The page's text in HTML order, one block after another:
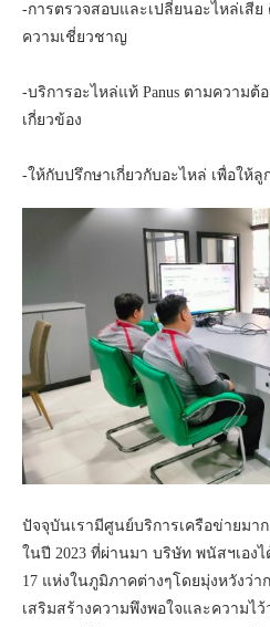
-การตรวจสอบและเปลี่ยนอะไหล่เสี
ความเชี่ยวชาญ
-บริการอะไหล่แท้ Panus ตามความต้
เกี่ยวข้อง
-ให้กับปรึกษาเกี่ยวกับอะไหล่ เพื่อให้
ปัจจุบันเรามีศูนย์บริการเครือข่ายมา
ในปี 2023 ที่ผ่านมา บริษัท พนัสฯเอง
17 แห่งในภูมิภาคต่างๆโดยมุ่งหวังว่
เสริมสร้างความพึงพอใจและความไ